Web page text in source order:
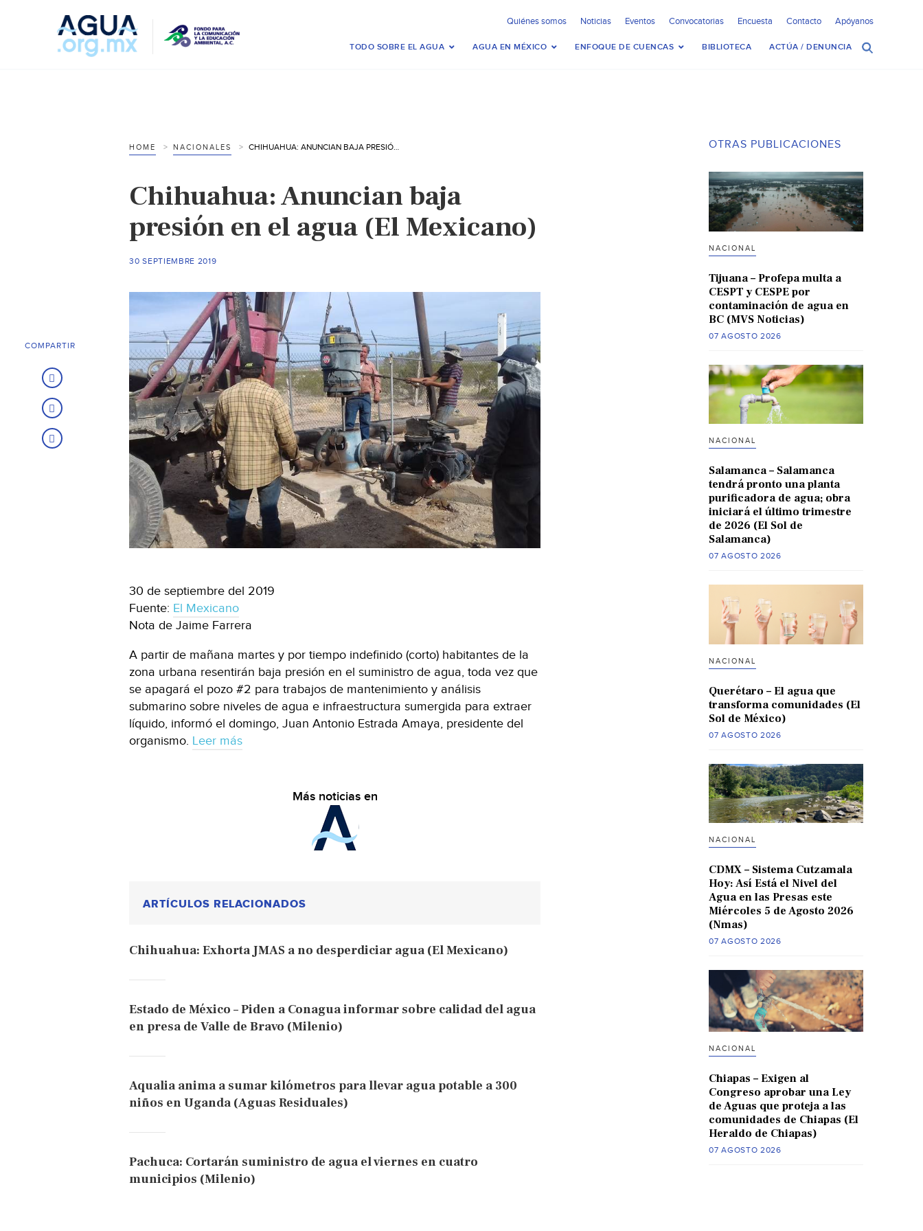
Quiénes somos Noticias Eventos Convocatorias Encuesta Contacto Apóyanos
TODO SOBRE EL AGUA AGUA EN MÉXICO ENFOQUE DE CUENCAS BIBLIOTECA ACTÚA / DENUNCIA
HOME NACIONALES CHIHUAHUA: ANUNCIAN BAJA PRESIÓN EN EL AGUA (EL MEXICANO)
Chihuahua: Anuncian baja
presión en el agua (El Mexicano)
30 SEPTIEMBRE 2019
30 de septiembre del 2019
Fuente: El Mexicano
Nota de Jaime Farrera
A partir de mañana martes y por tiempo indefinido (corto) habitantes de la
zona urbana resentirán baja presión en el suministro de agua, toda vez que
se apagará el pozo #2 para trabajos de mantenimiento y análisis
submarino sobre niveles de agua e infraestructura sumergida para extraer
líquido, informó el domingo, Juan Antonio Estrada Amaya, presidente del
organismo. Leer más
Más noticias en
ARTÍCULOS RELACIONADOS
Chihuahua: Exhorta JMAS a no desperdiciar agua (El Mexicano)
Estado de México – Piden a Conagua informar sobre calidad del agua
en presa de Valle de Bravo (Milenio)
Aqualia anima a sumar kilómetros para llevar agua potable a 300
niños en Uganda (Aguas Residuales)
Pachuca: Cortarán suministro de agua el viernes en cuatro
municipios (Milenio)
COMPARTIR
OTRAS PUBLICACIONES
NACIONAL
Tijuana – Profepa multa a
CESPT y CESPE por
contaminación de agua en
BC (MVS Noticias)
07 AGOSTO 2026
NACIONAL
Salamanca – Salamanca
tendrá pronto una planta
purificadora de agua; obra
iniciará el último trimestre
de 2026 (El Sol de
Salamanca)
07 AGOSTO 2026
NACIONAL
Querétaro – El agua que
transforma comunidades (El
Sol de México)
07 AGOSTO 2026
NACIONAL
CDMX – Sistema Cutzamala
Hoy: Así Está el Nivel del
Agua en las Presas este
Miércoles 5 de Agosto 2026
(Nmas)
07 AGOSTO 2026
NACIONAL
Chiapas – Exigen al
Congreso aprobar una Ley
de Aguas que proteja a las
comunidades de Chiapas (El
Heraldo de Chiapas)
07 AGOSTO 2026